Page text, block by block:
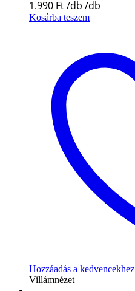
1.990 Ft
Kosárba teszem
Hozzáadás a kedvencekhez
Villámnézet